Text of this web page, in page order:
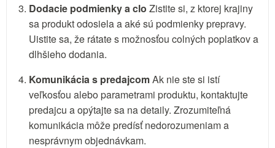
Dodacie podmienky a clo Zistite si, z ktorej krajiny
sa produkt odosiela a aké sú podmienky prepravy.
Uistite sa, že rátate s možnosťou colných poplatkov a
dlhšieho dodania.
Komunikácia s predajcomAk nie ste si istí
veľkosťou alebo parametrami produktu, kontaktujte
predajcu a opýtajte sa na detaily. Zrozumiteľná
komunikácia môže predísť nedorozumeniam a
nesprávnym objednávkam.